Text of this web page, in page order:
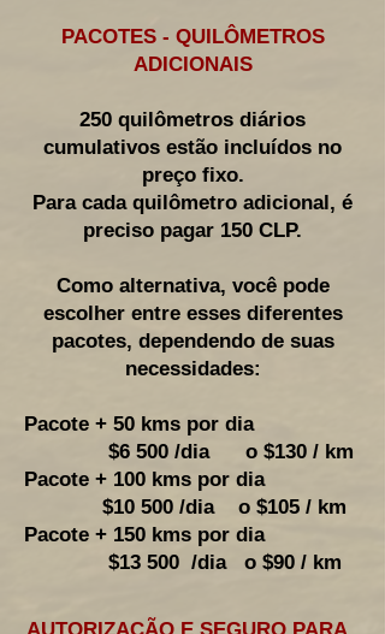
PACOTES - QUILÔMETROS
ADICIONAIS
250 quilômetros diários
cumulativos estão incluídos no
preço fixo.
Para cada quilômetro adicional, é
preciso pagar 150 CLP.
Como alternativa, você pode
escolher entre esses diferentes
pacotes, dependendo de suas
necessidades:
Pacote + 50 kms por dia
$6 500 /dia o $130 / km
Pacote + 100 kms por dia
$10 500 /dia o $105 / km
Pacote + 150 kms por dia
$13 500 /diao $90 / km